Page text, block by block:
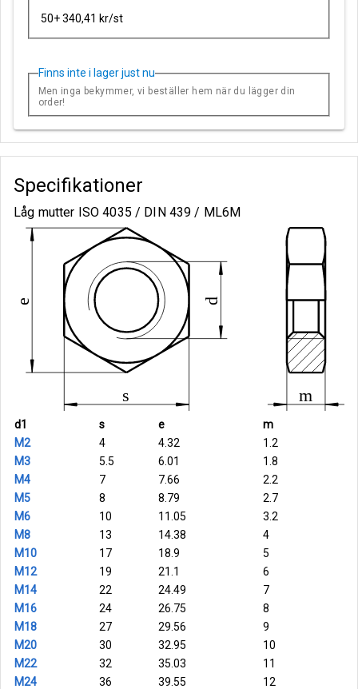
50+ 340,41 kr/st
Finns inte i lager just nu
Men inga bekymmer, vi beställer hem när du lägger din
order!
Specifikationer
Låg mutter ISO 4035 / DIN 439 / ML6M
d1 s e
m
M2
4 4.32
1.2
M3
5.5 6.01
1.8
M4
7 7.66
2.2
M5
8 8.79
2.7
M6
10 11.05
3.2
M8
13 14.38
4
M10
17 18.9
5
M12
19 21.1
6
M14
22 24.49
7
M16
24 26.75
8
M18
27 29.56
9
M20
30 32.95
10
M22
32 35.03
11
M24
36 39.55
12